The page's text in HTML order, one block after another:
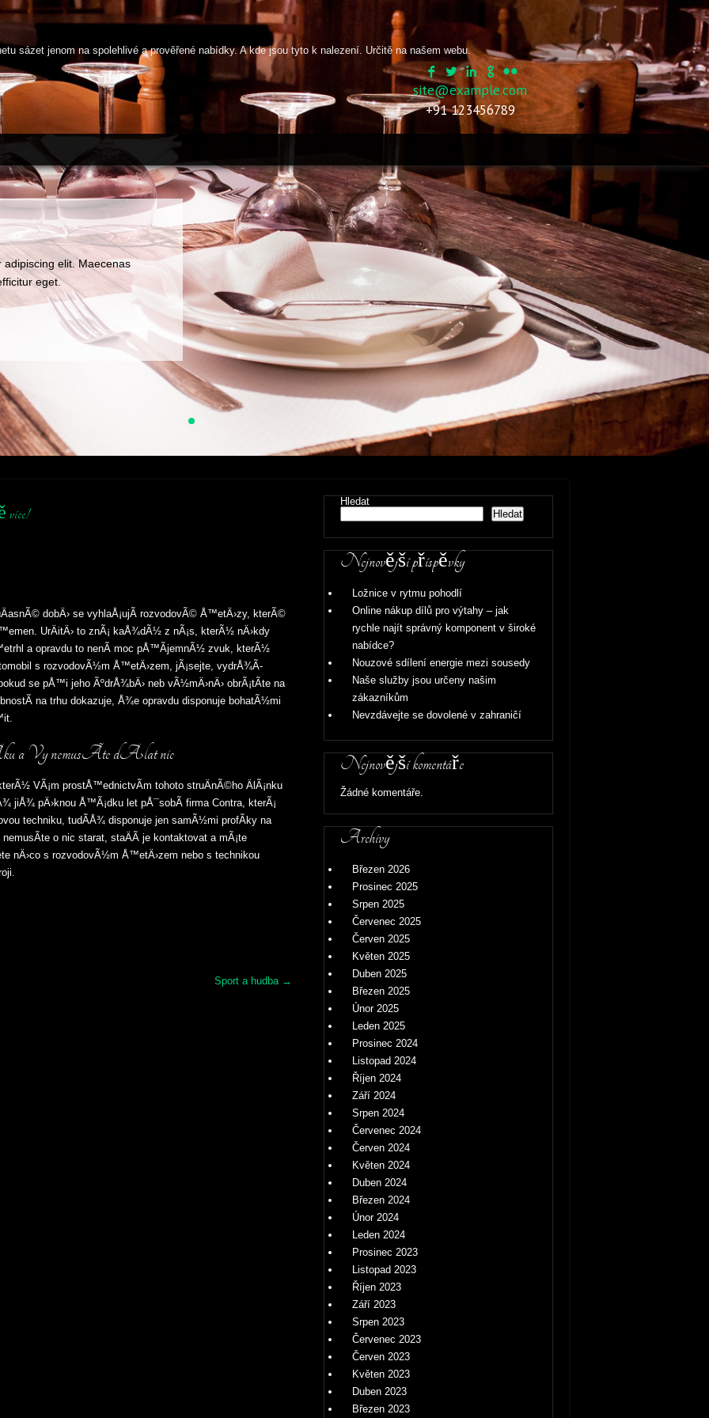
elit. Maecenas
eget.
sázet jenom na spolehlivé a prověřené nabídky. A kde jsou tyto k nalezení. Určitě na našem webu.
site@example.com
+91 123456789
více!
dobÄ› se vyhlaÅ¡ujÃ­ rozvodovÃ© Å™etÄ›zy, kterÃ©
UrÄitÄ› to znÃ¡ kaÅ¾dÃ½ z nÃ¡s, kterÃ½ nÄ›kdy
a opravdu to nenÃ­ moc pÅ™Ã­jemnÃ½ zvuk, kterÃ½
s rozvodovÃ½m Å™etÄ›zem, jÃ¡sejte, vydrÅ¾Ã­
se pÅ™i jeho ÃºdrÅ¾bÄ› neb vÃ½mÄ›nÄ› obrÃ¡tÃ­te na
na trhu dokazuje, Å¾e opravdu disponuje bohatÃ½mi
a Vy nemusÃ­te dÄ›lat nic
VÃ¡m prostÅ™ednictvÃ­m tohoto struÄnÃ©ho ÄlÃ¡nku
jiÅ¾ pÄ›knou Å™Ã¡dku let pÅ¯sobÃ­ firma Contra, kterÃ¡
techniku, tudÃ­Å¾ disponuje jen samÃ½mi profÃ­ky na
o nic starat, staÄÃ­ je kontaktovat a mÃ¡te
nÄ›co s rozvodovÃ½m Å™etÄ›zem nebo s technikou
Sport a hudba →
Hledat
Hledat
Nejnovější příspěvky
Ložnice v rytmu pohodlí
Online nákup dílů pro výtahy – jak
rychle najít správný komponent v široké
nabídce?
Nouzové sdílení energie mezi sousedy
Naše služby jsou určeny našim
zákazníkům
Nevzdávejte se dovolené v zahraničí
Nejnovější komentáře
Žádné komentáře.
Archivy
Březen 2026
Prosinec 2025
Srpen 2025
Červenec 2025
Červen 2025
Květen 2025
Duben 2025
Březen 2025
Únor 2025
Leden 2025
Prosinec 2024
Listopad 2024
Říjen 2024
Září 2024
Srpen 2024
Červenec 2024
Červen 2024
Květen 2024
Duben 2024
Březen 2024
Únor 2024
Leden 2024
Prosinec 2023
Listopad 2023
Říjen 2023
Září 2023
Srpen 2023
Červenec 2023
Červen 2023
Květen 2023
Duben 2023
Březen 2023